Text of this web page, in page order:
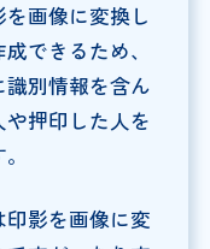
画像に変換し
できるため、
別情報を含ん
押印した人を
影を画像に変